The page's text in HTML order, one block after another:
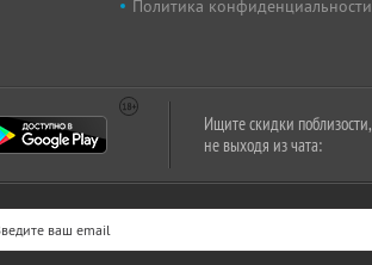
Политика конфиденциальности
Ищите скидки поблизости,
не выходя из чата: